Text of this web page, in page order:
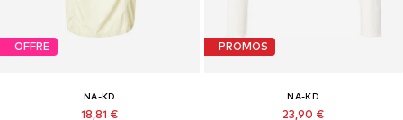
OFFRE
NA-KD
18,81 €
PROMOS
NA-KD
23,90 €